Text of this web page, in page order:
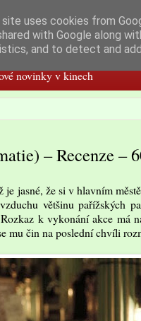
novinky v kinech
– Recenze –
je jasné, že si v hlavním
většinu pařížských
k vykonání akce má
mu čin na poslední chvíli
site uses cookies from
with Google along
and to detect and